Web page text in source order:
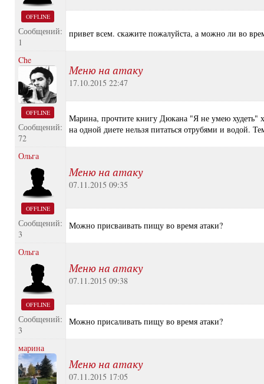
OFFLINE
Сообщений:
1
привет всем. скажите пожалуйста, а можно ли во
Che
OFFLINE
Сообщений:
72
Меню на атаку
17.10.2015 22:47
Марина, прочтите книгу Дюкана "Я не умею худеть"
на одной диете нельзя питаться отрубями и водой.
Ольга
OFFLINE
Сообщений:
3
Меню на атаку
07.11.2015 09:35
Можно присваивать пищу во время атаки?
Ольга
OFFLINE
Сообщений:
3
Меню на атаку
07.11.2015 09:38
Можно присаливать пищу во время атаки?
марина
Меню на атаку
07.11.2015 17:05